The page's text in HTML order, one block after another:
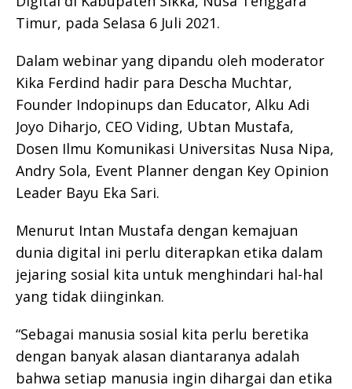
Timur, pada Selasa 6 Juli 2021.
Dalam webinar yang dipandu oleh moderator
Kika Ferdind hadir para Descha Muchtar,
Founder Indopinups dan Educator, Alku Adi
Joyo Diharjo, CEO Viding, Ubtan Mustafa,
Dosen Ilmu Komunikasi Universitas Nusa Nipa,
Andry Sola, Event Planner dengan Key Opinion
Leader Bayu Eka Sari.
Menurut Intan Mustafa dengan kemajuan
dunia digital ini perlu diterapkan etika dalam
jejaring sosial kita untuk menghindari hal-hal
yang tidak diinginkan.
“Sebagai manusia sosial kita perlu beretika
dengan banyak alasan diantaranya adalah
bahwa setiap manusia ingin dihargai dan etika